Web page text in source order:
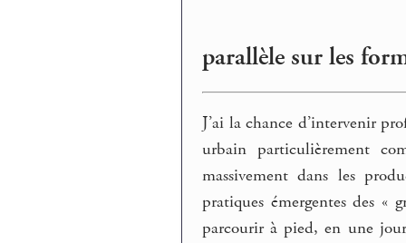
parallèle sur les
J’ai la chance d’intervenir
urbain particulièrement
massivement dans les
pratiques émergentes des
parcourir à pied, en une